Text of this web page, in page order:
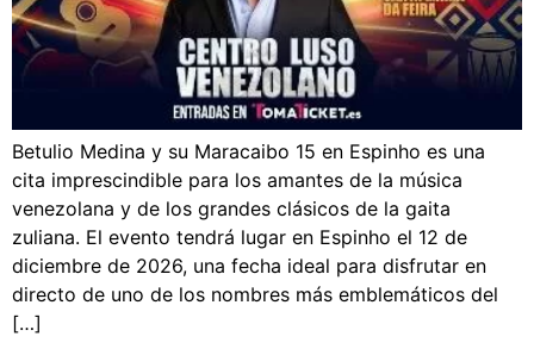
Betulio Medina y su Maracaibo 15 en Espinho es una
cita imprescindible para los amantes de la música
venezolana y de los grandes clásicos de la gaita
zuliana. El evento tendrá lugar en Espinho el 12 de
diciembre de 2026, una fecha ideal para disfrutar en
directo de uno de los nombres más emblemáticos del
[…]